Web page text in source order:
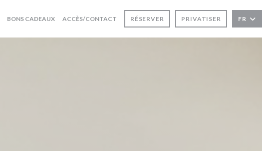
BONS CADEAUX((OUVRE UNE NOUVELLE FENÊTRE))
ACCÈS/CONTACT RÉSERVER PRIVATISER FR